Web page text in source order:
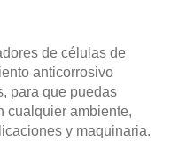
de células de
anticorrosivo
para que puedas
cualquier ambiente,
y maquinaria.